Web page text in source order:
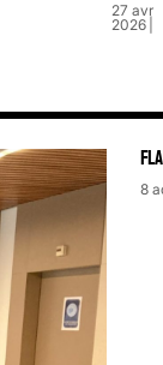
27 avr
2026
8